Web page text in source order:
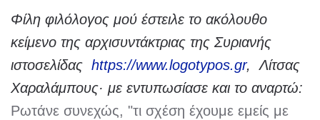
Φίλη φιλόλογος μού έστειλε το ακόλουθο
κείμενο της αρχισυντάκτριας της Συριανής
ιστοσελίδας https://www.logotypos.gr, Λίτσας
Χαραλάμπους· με εντυπωσίασε και το αναρτώ:
Ρωτάνε συνεχώς, "τι σχέση έχουμε εμείς με